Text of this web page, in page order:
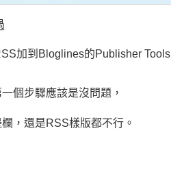
加到Bloglines的Publisher Tools
個步驟應該是沒問題，
，還是RSS樣版都不行。